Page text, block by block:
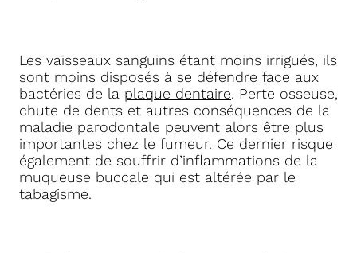
Les vaisseaux sanguins étant moins irrigués, ils
sont moins disposés à se défendre face aux
bactéries de la plaque dentaire. Perte osseuse,
chute de dents et autres conséquences de la
maladie parodontale peuvent alors être plus
importantes chez le fumeur. Ce dernier risque
également de souffrir d’inflammations de la
muqueuse buccale qui est altérée par le
tabagisme.